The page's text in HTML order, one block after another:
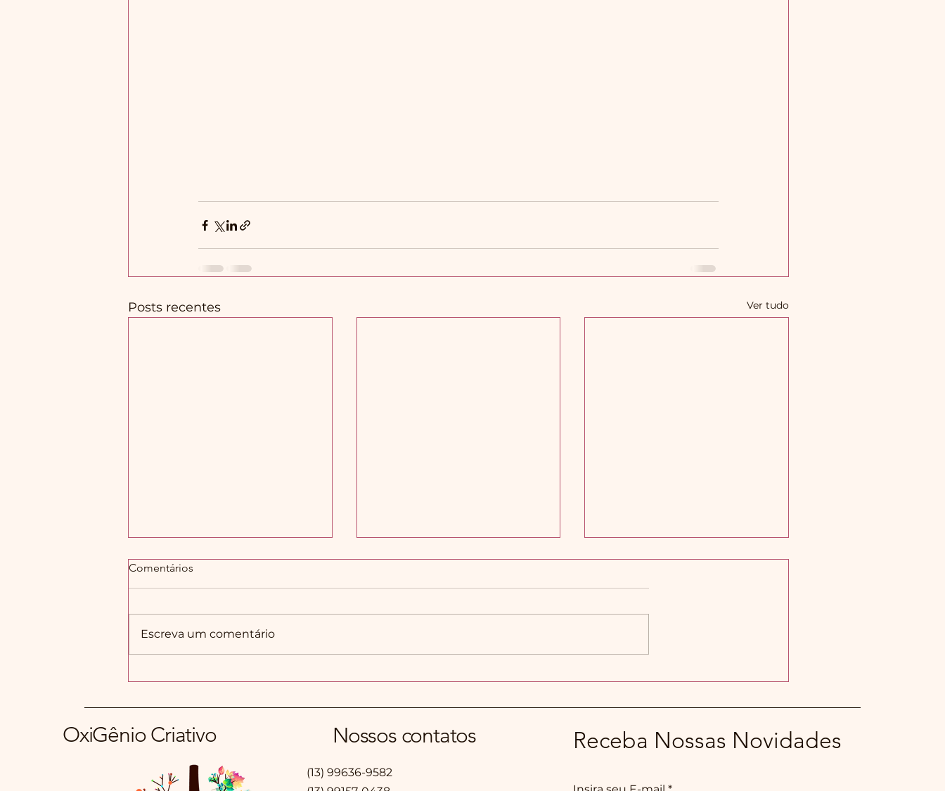
Posts recentes Ver tudo
Comentários
Escreva um comentário
OxiGênio Criativo Nossos contatos
(13) 99636-9582
Receba Nossas Novidades